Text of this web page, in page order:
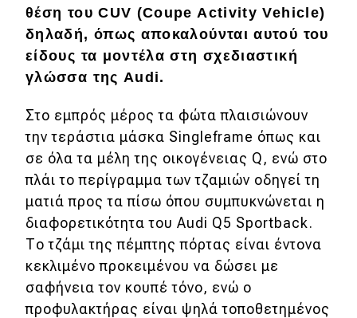
Απόψεις
Test Drive
Δοκιμή
Αποστολή
Συγκρίνουμε
Αγώνες
Formula 1
WRC
θέση του CUV (Coupe Activity Vehicle)
δηλαδή, όπως αποκαλούνται αυτού του
είδους τα μοντέλα στη σχεδιαστική
γλώσσα της Audi.
Στο εμπρός μέρος τα φώτα πλαισιώνουν
την τεράστια μάσκα Singleframe όπως και
σε όλα τα μέλη της οικογένειας Q, ενώ στο
πλάι το περίγραμμα των τζαμιών οδηγεί τη
ματιά προς τα πίσω όπου συμπυκνώνεται η
διαφορετικότητα του Audi Q5 Sportback.
Το τζάμι της πέμπτης πόρτας είναι έντονα
κεκλιμένο προκειμένου να δώσει με
σαφήνεια τον κουπέ τόνο, ενώ ο
προφυλακτήρας είναι ψηλά τοποθετημένος